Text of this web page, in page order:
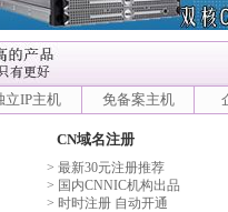
立IP主机 免备案主机
CN域名注册
> 最新30元注册推荐
> 国内CNNIC机构出品
> 时时注册 自动开通